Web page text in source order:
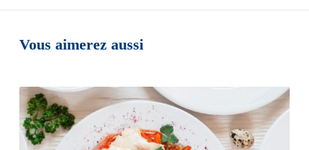
Vous aimerez aussi